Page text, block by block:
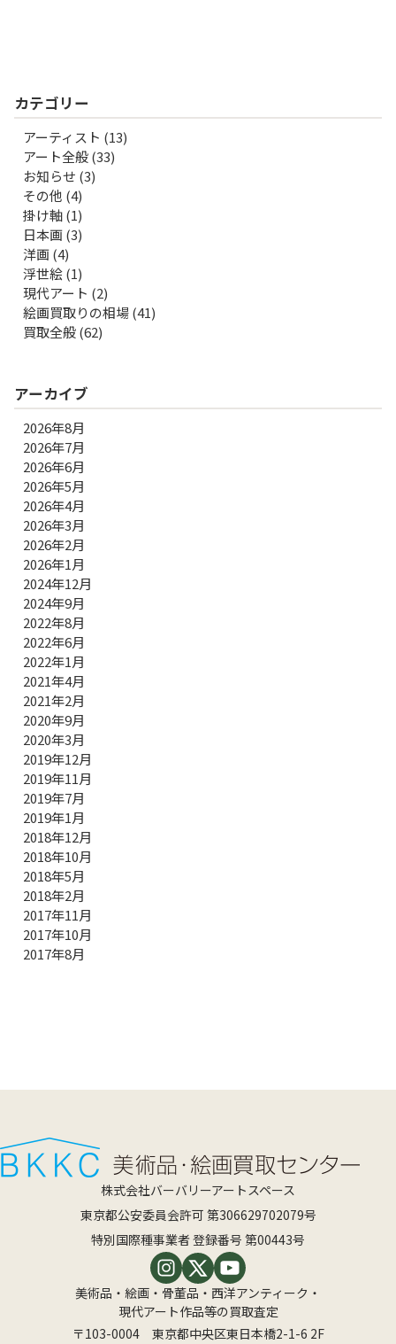
カテゴリー
アーティスト (13)
アート全般(33)
お知らせ (3)
その他 (4)
掛け軸(1)
日本画(3)
洋画(4)
浮世絵(1)
現代アート (2)
絵画買取りの相場(41)
買取全般(62)
アーカイブ
2026年8月
2026年7月
2026年6月
2026年5月
2026年4月
2026年3月
2026年2月
2026年1月
2024年12月
2024年9月
2022年8月
2022年6月
2022年1月
2021年4月
2021年2月
2020年9月
2020年3月
2019年12月
2019年11月
2019年7月
2019年1月
2018年12月
2018年10月
2018年5月
2018年2月
2017年11月
2017年10月
2017年8月
株式会社バーバリーアートスペース
東京都公安委員会許可 第306629702079号
特別国際種事業者 登録番号 第00443号
美術品・絵画・骨董品・西洋アンティーク・
現代アート作品等の買取査定
〒103-0004 東京都中央区東日本橋2-1-6 2F